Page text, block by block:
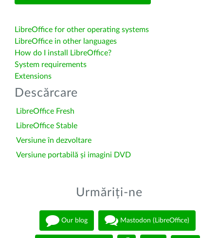
LibreOffice for other operating systems
LibreOffice in other languages
How do I install LibreOffice?
System requirements
Extensions
Descărcare
LibreOffice Fresh
LibreOffice Stable
Versiune în dezvoltare
Versiune portabilă și imagini DVD
Urmăriți-ne
Our blog Mastodon (LibreOffice)